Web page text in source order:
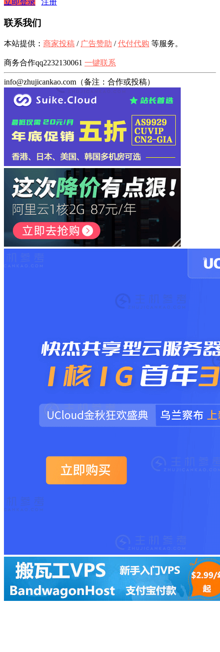
立即登录 注册
联系我们
本站提供： 商家投稿 / 广告赞助 /代付代购 等服务。
商务合作qq2232130061 一键联系
info@zhujicankao.com（备注：合作或投稿）